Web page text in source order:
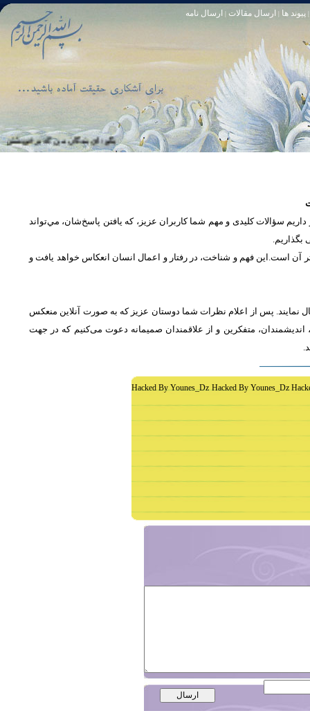
پیوند ها ارسال مقالات ارسال نامه
بگو: اى بندگان من كه بر خويشتن زياده‏تا [مبادا] كسى بگويد: افسوس بر آنچه در كار خدا كوتاهى كردم! و حقّا كه من از ريشخند كنندگان بودم. سوره زمر 56
سؤالات کلیدی و مهم شما كاربران عزیز، که یافتن پاسخ‌‌شان، مي‌تواند
بگذاریم.
آن است.این فهم و شناخت، در رفتار و اعمال انسان انعكاس خواهد يافت و
پس از اعلام نظرات شما دوستان عزیز که به صورت آنلاین منعکس
متفکرین و از علاقمندان صمیمانه دعوت می‌کنیم که در جهت
Hacked By Younes_Dz Hacked By Younes_Dz